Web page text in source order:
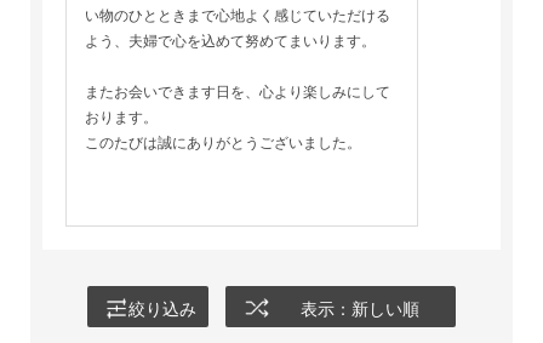
い物のひとときまで心地よく感じていただける
よう、夫婦で心を込めて努めてまいります。
またお会いできます日を、心より楽しみにして
おります。
このたびは誠にありがとうございました。
絞り込み 表示：新しい順